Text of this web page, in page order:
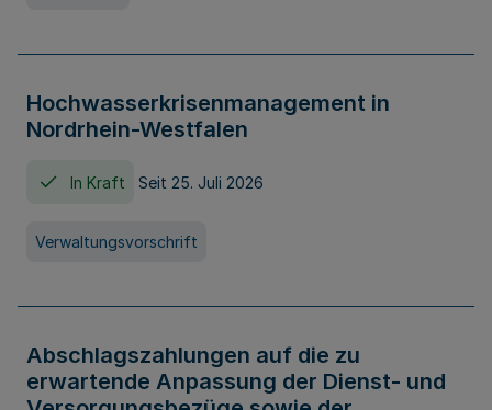
Hochwasserkrisenmanagement in
Nordrhein-Westfalen
In Kraft Seit 25. Juli 2026
Verwaltungsvorschrift
Abschlagszahlungen auf die zu
erwartende Anpassung der Dienst- und